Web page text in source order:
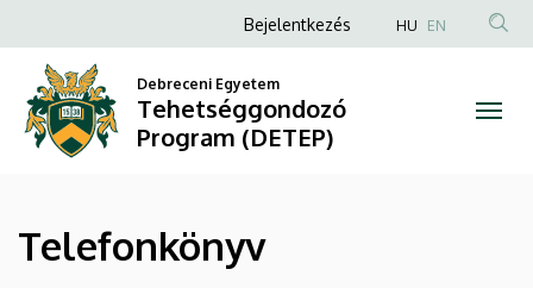
Telefonkönyv
Tehetséggondozó
Program
(DETEP)
a
tartalomra
Anonim
fiók
menüje
Bejelentkezés HU EN
Debreceni Egyetem
Tehetséggondozó
Program (DETEP)
Telefonkönyv